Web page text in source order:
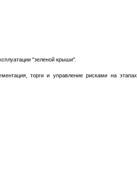
"зеленой крыши".
торги и управление рисками на этапах